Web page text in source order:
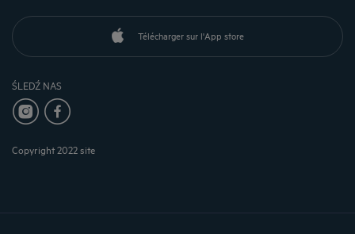
Télécharger sur l'App store
ŚLEDŹ NAS
Copyright 2022 site